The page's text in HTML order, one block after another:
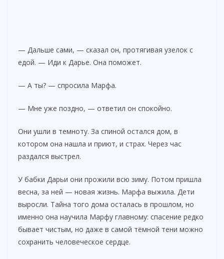
— Дальше сами, — сказал он, протягивая узелок с
едой. — Иди к Дарье. Она поможет.
— А ты? — спросила Марфа.
— Мне уже поздно, — ответил он спокойно.
Они ушли в темноту. За спиной остался дом, в
котором она нашла и приют, и страх. Через час
раздался выстрел.
У бабки Дарьи они прожили всю зиму. Потом пришла
весна, за ней — новая жизнь. Марфа выжила. Дети
выросли. Тайна того дома осталась в прошлом, но
именно она научила Марфу главному: спасение редко
бывает чистым, но даже в самой тёмной тени можно
сохранить человеческое сердце.